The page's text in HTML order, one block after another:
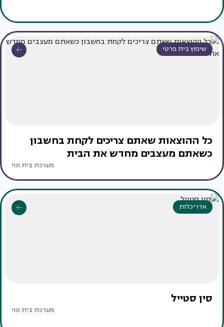
שיפוץ בית פרטי
כל ההוצאות שאתם צריכים לקחת בחשבון
כשאתם מעצבים מחדש את הבית
מערכת בית ונוי
אדריכלות
סין סטייל
מערכת בית ונוי